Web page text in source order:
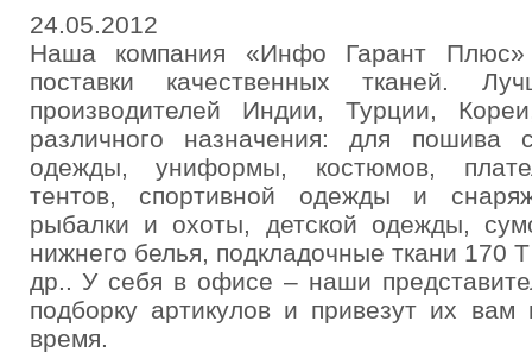
24.05.2012
Наша компания «Инфо Гарант Плюс»
поставки качественных тканей.
производителей Индии, Турции,
различного назначения: для пошива
одежды, униформы, костюмов,
тентов, спортивной одежды и
рыбалки и охоты, детской одежды,
нижнего белья, подкладочные ткани 170
др.. У себя в офисе – наши
подборку артикулов и привезут их
время.